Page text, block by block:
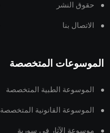
حقوق النشر
الاتصال بنا
الموسوعات المتخصصة
الموسوعة الطبية المتخصصة
الموسوعة القانونية المتخصصة
موسوعة الآثار في سورية